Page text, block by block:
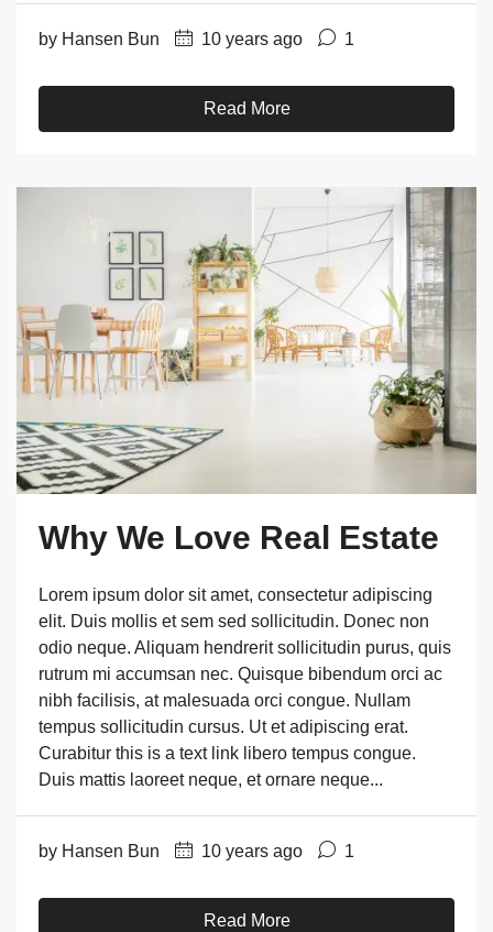
by Hansen Bun 10 years ago 1
Read More
Why We Love Real Estate
Lorem ipsum dolor sit amet, consectetur adipiscing
elit. Duis mollis et sem sed sollicitudin. Donec non
odio neque. Aliquam hendrerit sollicitudin purus, quis
rutrum mi accumsan nec. Quisque bibendum orci ac
nibh facilisis, at malesuada orci congue. Nullam
tempus sollicitudin cursus. Ut et adipiscing erat.
Curabitur this is a text link libero tempus congue.
Duis mattis laoreet neque, et ornare neque...
by Hansen Bun 10 years ago 1
Read More